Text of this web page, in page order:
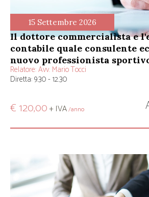
15 Settembre 2026
il dottore commercialista e l'esperto
contabile quale consulente
nuovo professionista
Relatore:Avv. Mario Tocci
Diretta: 9.30 - 12.30
€ 120,00+ IVA/anno